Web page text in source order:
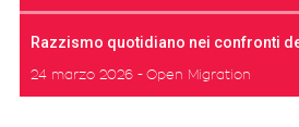
Razzismo quotidiano nei confronti
24 marzo 2026 Open Migration